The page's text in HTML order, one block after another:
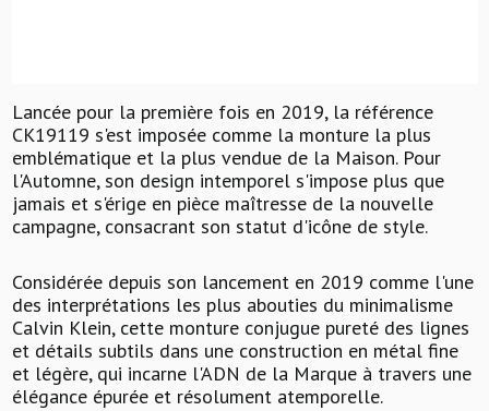
Lancée pour la première fois en 2019, la référence
CK19119 s'est imposée comme la monture la plus
emblématique et la plus vendue de la Maison. Pour
l'Automne, son design intemporel s'impose plus que
jamais et s'érige en pièce maîtresse de la nouvelle
campagne, consacrant son statut d'icône de style.
Considérée depuis son lancement en 2019 comme l'une
des interprétations les plus abouties du minimalisme
Calvin Klein, cette monture conjugue pureté des lignes
et détails subtils dans une construction en métal fine
et légère, qui incarne l'ADN de la Marque à travers une
élégance épurée et résolument atemporelle.